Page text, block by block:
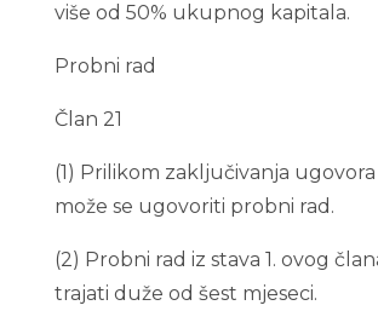
više od 50% ukupnog kapitala.
Probni rad
Član 21
(1) Prilikom zaključivanja
može se ugovoriti probni rad.
(2) Probni rad iz stava 1. ovog
trajati duže od šest mjeseci.